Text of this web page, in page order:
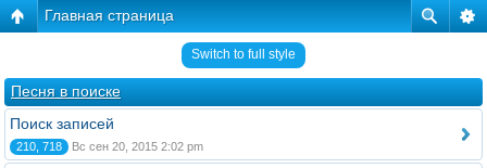
Главная страница
Switch to full style
Песня в поиске
Поиск записей
210, 718 Вс сен 20, 2015 2:02 pm